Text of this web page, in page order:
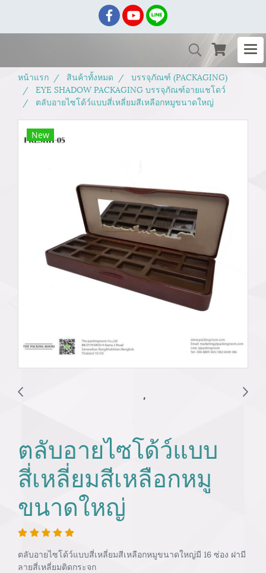
หน้าแรก สินค้าทั้งหมด
บรรจุภัณฑ์ (PACKAGING)
EYE SHADOW PACKAGING บรรจุภัณฑ์อายแชโดว์
ตลับอายไซโด้ว์แบบสี่เหลี่ยมสีเหลือกหมูขนาดใหญ่
New
ตลับอายไซโด้ว์แบบ
สี่เหลี่ยมสีเหลือกหมู
ขนาดใหญ่
ตลับอายไซโด้ว์แบบสี่เหลี่ยมสีเหลือกหมูขนาดใหญ่มี 16 ซ่อง ฝามี
ลายสี่เหลี่ยมติดกระจก